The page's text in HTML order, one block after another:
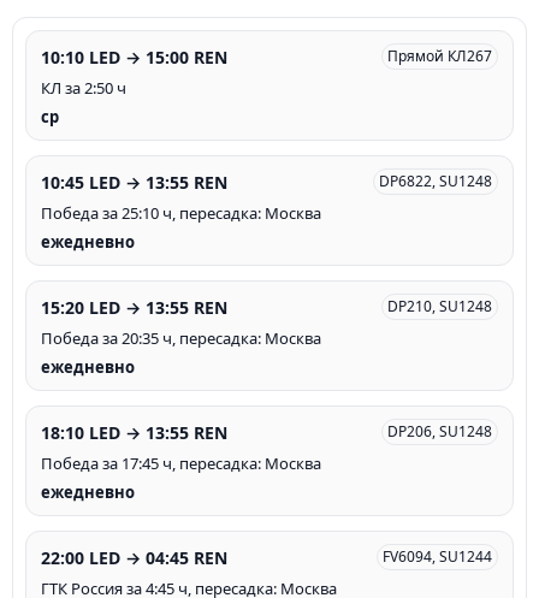
10:10 LED → 15:00 REN Прямой КЛ267
КЛ за 2:50 ч
ср
10:45 LED → 13:55 REN DP6822, SU1248
Победа за 25:10 ч, пересадка: Москва
ежедневно
15:20 LED → 13:55 REN DP210, SU1248
Победа за 20:35 ч, пересадка: Москва
ежедневно
18:10 LED → 13:55 REN DP206, SU1248
Победа за 17:45 ч, пересадка: Москва
ежедневно
22:00 LED → 04:45 REN FV6094, SU1244
ГТК Россия за 4:45 ч, пересадка: Москва